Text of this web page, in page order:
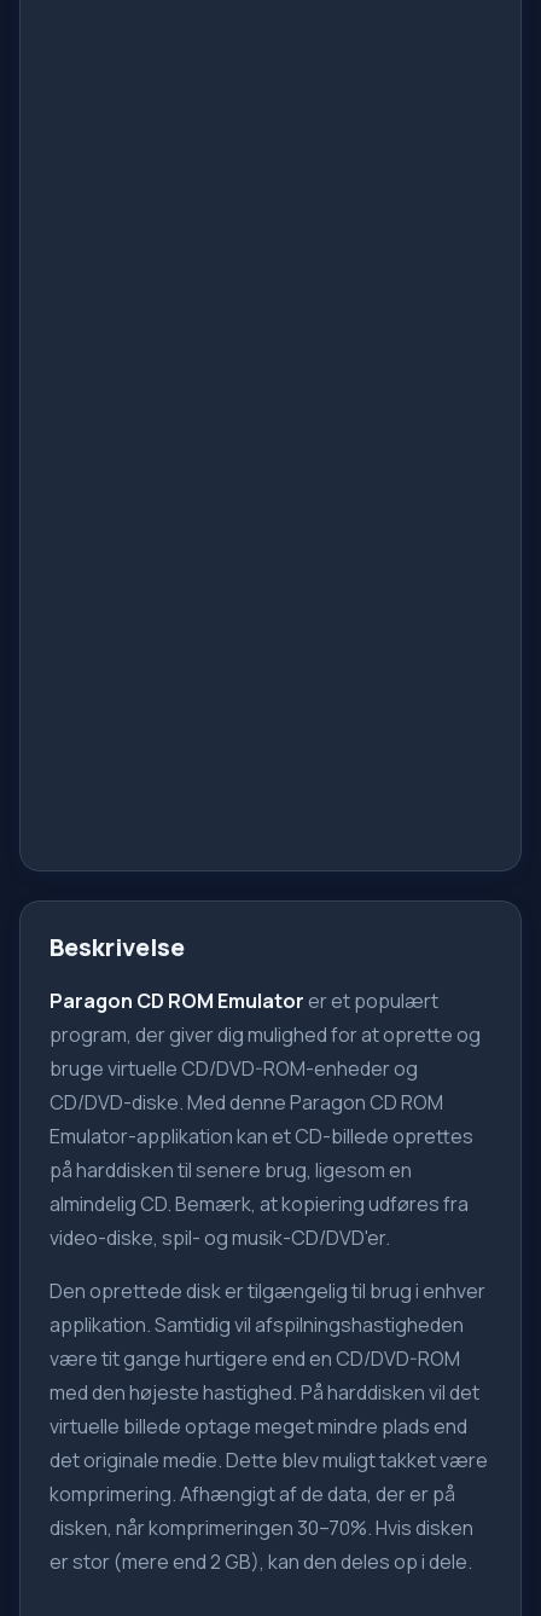
Beskrivelse
Paragon CD ROM Emulatorer et populært
program, der giver dig mulighed for at oprette og
bruge virtuelle CD/DVD-ROM-enheder og
CD/DVD-diske. Med denne Paragon CD ROM
Emulator-applikation kan et CD-billede oprettes
på harddisken til senere brug, ligesom en
almindelig CD. Bemærk, at kopiering udføres fra
video-diske, spil- og musik-CD/DVD'er.
Den oprettede disk er tilgængelig til brug i enhver
applikation. Samtidig vil afspilningshastigheden
være tit gange hurtigere end en CD/DVD-ROM
med den højeste hastighed. På harddisken vil det
virtuelle billede optage meget mindre plads end
det originale medie. Dette blev muligt takket være
komprimering. Afhængigt af de data, der er på
disken, når komprimeringen 30–70%. Hvis disken
er stor (mere end 2 GB), kan den deles op i dele.